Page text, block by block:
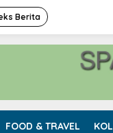
Berita
FOOD & TRAVEL